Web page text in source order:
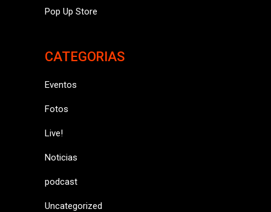
Pop Up Store
CATEGORIAS
Eventos
Fotos
Live!
Noticias
podcast
Uncategorized